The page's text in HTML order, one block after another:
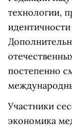
технологии,
постепенно
Участники
экономика